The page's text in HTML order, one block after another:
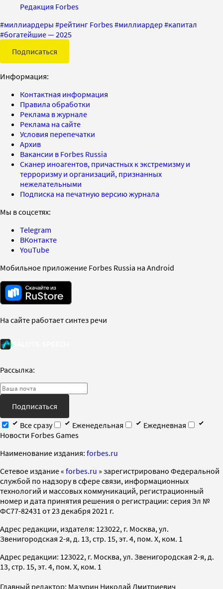
Редакция Forbes
#миллиардеры #рейтинг Forbes#миллиардер #капитал
#богатейшие — 2025
Подписаться
Информация:
Контактная информация
Правила обработки
Реклама в журнале
Реклама на сайте
Условия перепечатки
Архив
Вакансии в Forbes Russia
Сканер иноагентов, причастных к экстремизму и
терроризму и организаций, признанных
нежелательными
Подписка на печатную версию журнала
Мы в соцсетях:
Telegram
ВКонтакте
YouTube
Мобильное приложение Forbes Russia на Android
На сайте работает синтез речи
Рассылка:
Подписаться
Все сразу
Еженедельная
Ежедневная
Новости Forbes Games
Наименование издания: forbes.ru
Cетевое издание « forbes.ru » зарегистрировано Федеральной
службой по надзору в сфере связи, информационных
технологий и массовых коммуникаций, регистрационный
номер и дата принятия решения о регистрации: серия Эл №
ФС77-82431 от 23 декабря 2021 г.
Адрес редакции, издателя: 123022, г. Москва, ул.
Звенигородская 2-я, д. 13, стр. 15, эт. 4, пом. X, ком. 1
Адрес редакции: 123022, г. Москва, ул. Звенигородская 2-я, д.
13, стр. 15, эт. 4, пом. X, ком. 1
Главный редактор: Мазурин Николай Дмитриевич